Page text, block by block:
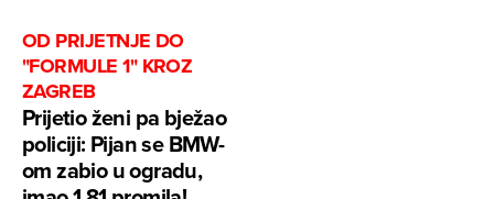
OD PRIJETNJE DO
"FORMULE 1" KROZ
ZAGREB
Prijetio ženi pa bježao
policiji: Pijan se BMW-
om zabio u ogradu,